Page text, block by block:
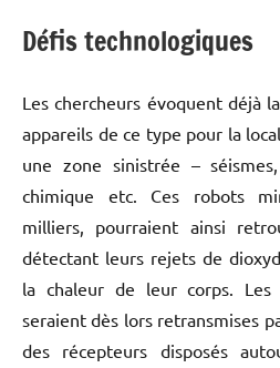
Défis technologiques
Les chercheurs évoquent déjà
appareils de ce type pour la
une zone sinistrée –
chimique etc. Ces robots
milliers, pourraient ainsi
détectant leurs rejets de
la chaleur de leur corps. Les
seraient dès lors retransmises
des récepteurs disposés